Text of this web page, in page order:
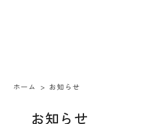
ホーム お知らせ
お知らせ